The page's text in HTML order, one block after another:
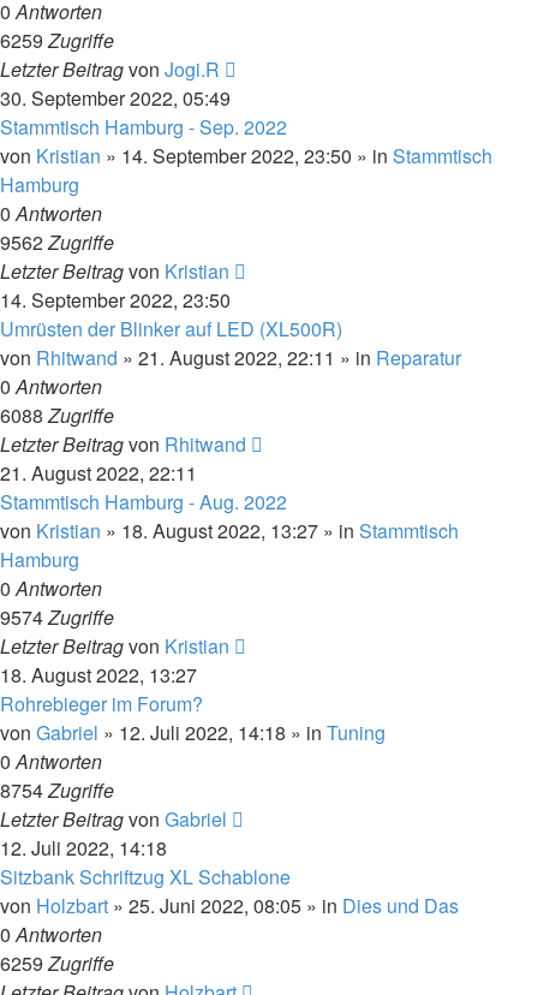
0Antworten
6259Zugriffe
Letzter Beitragvon Jogi.R
30. September 2022, 05:49
Stammtisch Hamburg - Sep. 2022
von Kristian » 14. September 2022, 23:50 » in Stammtisch
Hamburg
0Antworten
9562Zugriffe
Letzter Beitragvon Kristian
14. September 2022, 23:50
Umrüsten der Blinker auf LED (XL500R)
von Rhitwand » 21. August 2022, 22:11 » in Reparatur
0Antworten
6088Zugriffe
Letzter Beitragvon Rhitwand
21. August 2022, 22:11
Stammtisch Hamburg - Aug. 2022
von Kristian » 18. August 2022, 13:27 » in Stammtisch
Hamburg
0Antworten
9574Zugriffe
Letzter Beitragvon Kristian
18. August 2022, 13:27
Rohrebieger im Forum?
von Gabriel » 12. Juli 2022, 14:18 » in Tuning
0Antworten
8754Zugriffe
Letzter Beitragvon Gabriel
12. Juli 2022, 14:18
Sitzbank Schriftzug XL Schablone
von Holzbart » 25. Juni 2022, 08:05 » in Dies und Das
0Antworten
6259Zugriffe